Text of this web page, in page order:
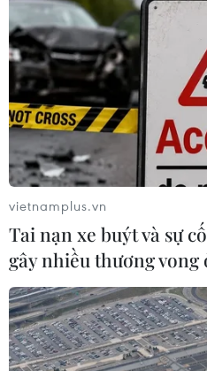
vietnamplus.vn
Tai nạn xe buýt và sự
gây nhiều thương vong